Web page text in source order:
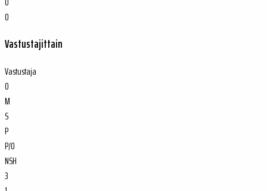
0
Vastustajittain
Vastustaja
O
M
S
P
P/O
NSH
3